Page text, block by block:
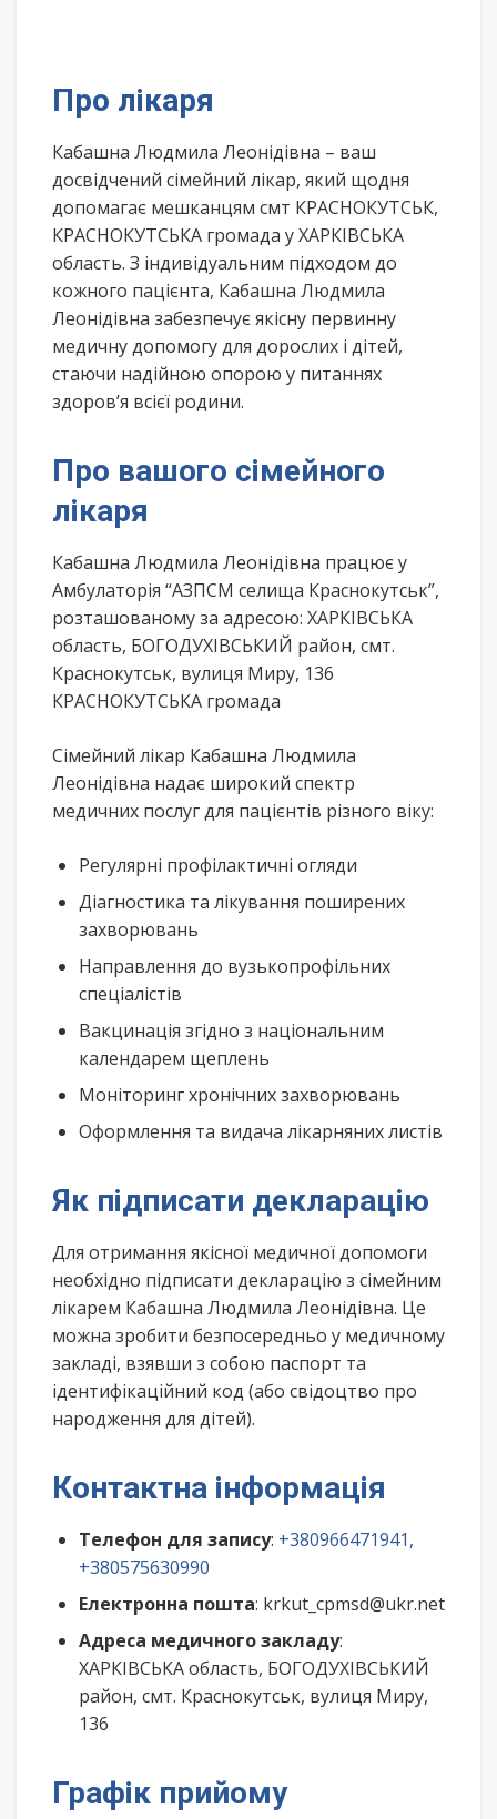
Про лікаря
Кабашна Людмила Леонідівна – ваш
досвідчений сімейний лікар, який щодня
допомагає мешканцям смт КРАСНОКУТСЬК,
КРАСНОКУТСЬКА громада у ХАРКІВСЬКА
область. З індивідуальним підходом до
кожного пацієнта, Кабашна Людмила
Леонідівна забезпечує якісну первинну
медичну допомогу для дорослих і дітей,
стаючи надійною опорою у питаннях
здоров’я всієї родини.
Про вашого сімейного
лікаря
Кабашна Людмила Леонідівна працює у
Амбулаторія “АЗПСМ селища Краснокутськ”,
розташованому за адресою: ХАРКІВСЬКА
область, БОГОДУХІВСЬКИЙ район, смт.
Краснокутськ, вулиця Миру, 136
КРАСНОКУТСЬКА громада
Сімейний лікар Кабашна Людмила
Леонідівна надає широкий спектр
медичних послуг для пацієнтів різного віку:
Регулярні профілактичні огляди
Діагностика та лікування поширених
захворювань
Направлення до вузькопрофільних
спеціалістів
Вакцинація згідно з національним
календарем щеплень
Моніторинг хронічних захворювань
Оформлення та видача лікарняних листів
Як підписати декларацію
Для отримання якісної медичної допомоги
необхідно підписати декларацію з сімейним
лікарем Кабашна Людмила Леонідівна. Це
можна зробити безпосередньо у медичному
закладі, взявши з собою паспорт та
ідентифікаційний код (або свідоцтво про
народження для дітей).
Контактна інформація
Телефон для запису: +380966471941,
+380575630990
Електронна пошта: krkut_cpmsd@ukr.net
Адреса медичного закладу:
ХАРКІВСЬКА область, БОГОДУХІВСЬКИЙ
район, смт. Краснокутськ, вулиця Миру,
136
Графік прийому